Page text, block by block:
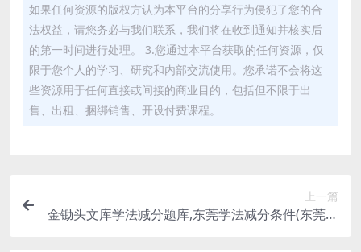
如果任何资源的版权方认为本平台的分享行为侵犯了您的合
法权益，请您务必与我们联系，我们将在收到通知并核实后
的第一时间进行处理。 3.您通过本平台获取的任何资源，仅
限于您个人的学习、研究和内部交流使用。您承诺不会将这
些资源用于任何直接或间接的商业目的，包括但不限于出
售、出租、捆绑销售、开设付费课程。
上一篇
金锄头文库学法减分题库,东莞学法减分条件(东莞有